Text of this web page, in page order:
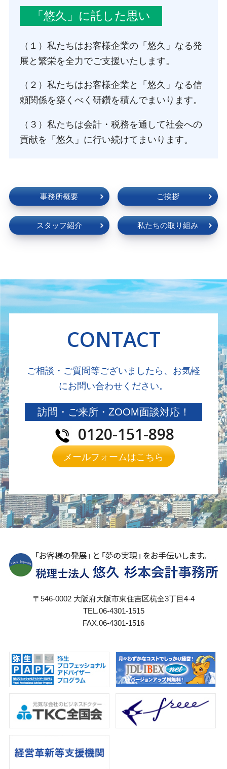
「悠久」に託した思い
（１）私たちはお客様企業の「悠久」なる発
展と繁栄を全力でご支援いたします。
（２）私たちはお客様企業と「悠久」なる信
頼関係を築くべく研鑽を積んでまいります。
（３）私たちは会計・税務を通して社会への
貢献を「悠久」に行い続けてまいります。
事務所概要 ご挨拶
スタッフ紹介 私たちの取り組み
CONTACT
ご相談・ご質問等ございましたら、お気軽
にお問い合わせください。
訪問・ご来所・ZOOM面談対応！
0120-151-898
メールフォームはこちら
〒546-0002 大阪府大阪市東住吉区杭全3丁目4-4
TEL.06-4301-1515
FAX.06-4301-1516